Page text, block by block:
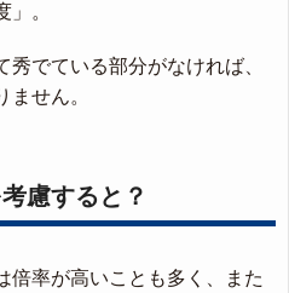
。
でている部分がなければ、
せん。
慮すると？
倍率が高いことも多く、また